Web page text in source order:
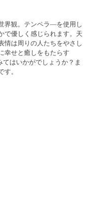
界観。テンペラ―を使用し
で優しく感じられます。天
情は周りの人たちをやさし
幸せと癒しをもたらす
てはいかがでしょうか？ま
。